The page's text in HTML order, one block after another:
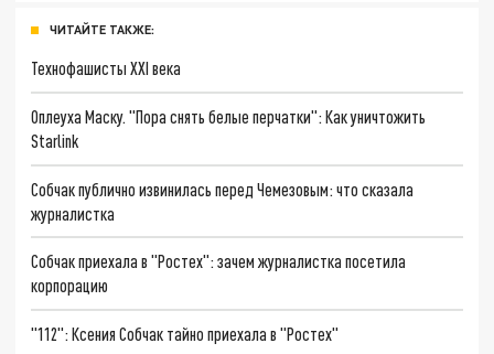
ЧИТАЙТЕ ТАКЖЕ:
Технофашисты XXI века
Оплеуха Маску. "Пора снять белые перчатки": Как уничтожить
Starlink
Собчак публично извинилась перед Чемезовым: что сказала
журналистка
Собчак приехала в "Ростех": зачем журналистка посетила
корпорацию
"112": Ксения Собчак тайно приехала в "Ростех"